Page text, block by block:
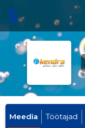
Meedia Töötajad